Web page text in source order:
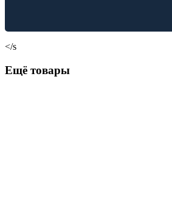
</s
Ещё товары